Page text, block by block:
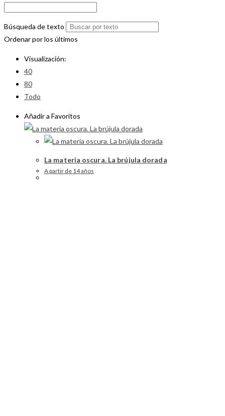
Búsqueda de texto
Ordenar por los últimos
Visualización:
40
80
Todo
Añadir a Favoritos
La materia oscura. La brújula dorada
A partir de 14 años